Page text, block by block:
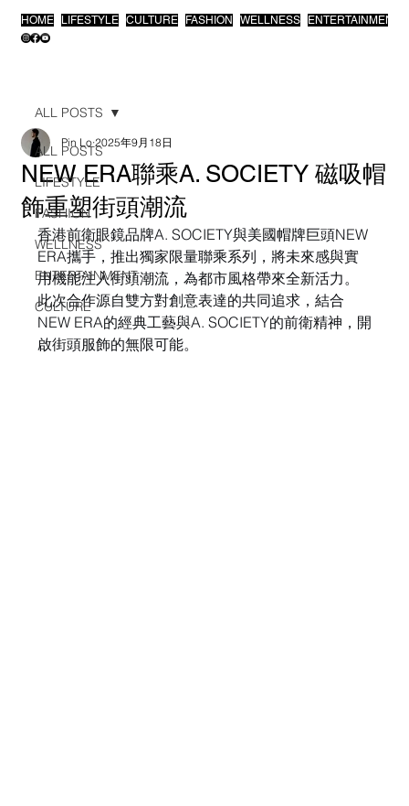
HOME LIFESTYLE CULTURE FASHION WELLNESS ENTERTAINMENT
ALL POSTS
LIFESTYLE
FASHION
WELLNESS
ENTERTAINMENT
CULTURE
ALL POSTS
NEW ERA聯乘A. SOCIETY 磁吸帽
飾重塑街頭潮流
Pin Lo 2025年9月18日
香港前衛眼鏡品牌A. SOCIETY與美國帽牌巨頭NEW
ERA攜手，推出獨家限量聯乘系列，將未來感與實
用機能注入街頭潮流，為都市風格帶來全新活力。
此次合作源自雙方對創意表達的共同追求，結合
NEW ERA的經典工藝與A. SOCIETY的前衛精神，開
啟街頭服飾的無限可能。